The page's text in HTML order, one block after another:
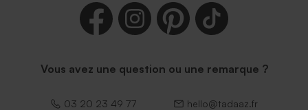
terracotta
Vous avez une question ou une remarque ?
03 20 23 49 77 hello@tadaaz.fr